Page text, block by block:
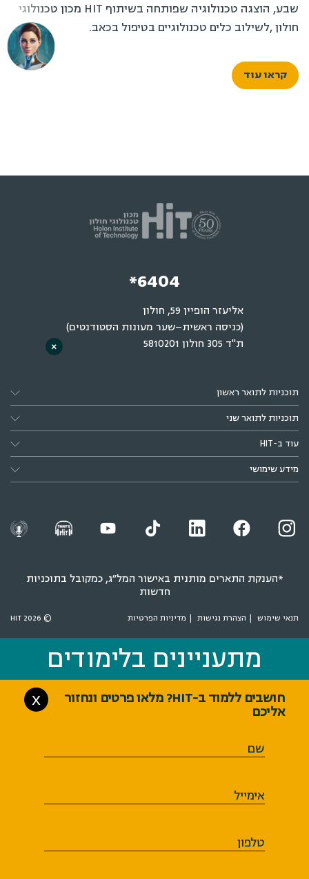
שבע, הוצגה טכנולוגיה שפותחה בשיתוף HIT מכון טכנולוגי
חולון ,לשילוב כלים טכנולוגיים בטיפול בכאב.
קראו עוד
*6404
אליעזר הופיין 59, חולון
(כניסה ראשית–שער מעונות הסטודנטים)
ת"ד 305 חולון 5810201
תוכניות לתואר ראשון
תוכניות לתואר שני
עוד ב-HIT
מידע שימושי
*הענקת התארים מותנית באישור המל״ג, כמקובל בתוכניות
חדשות
תנאי שימוש הצהרת נגישות מדיניות הפרטיות © 2026 HIT
מתעניינים בלימודים
חושבים ללמוד ב-HIT? מלאו פרטים ונחזור
אליכם
X
שם
אימייל
טלפון
מתעניינים בלימודים
×